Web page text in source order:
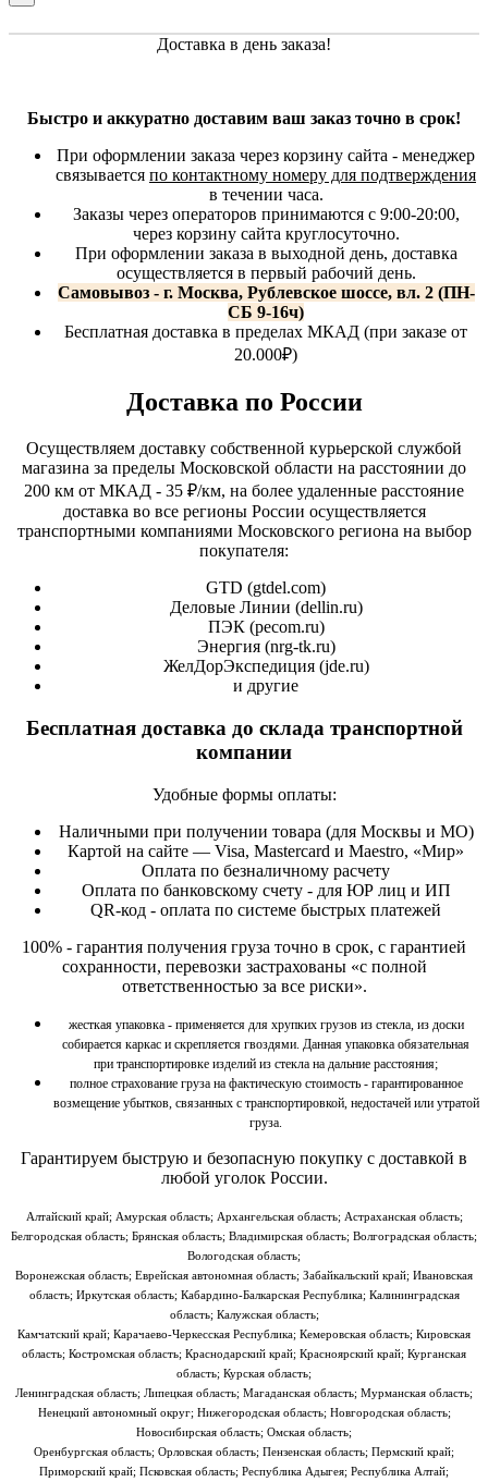
Доставка в день заказа!
Быстро и аккуратно доставим ваш заказ точно в срок!
При оформлении заказа через корзину сайта - менеджер
связывается по контактному номеру для подтверждения
в течении часа.
Заказы через операторов принимаются с 9:00-20:00,
через корзину сайта круглосуточно.
При оформлении заказа в выходной день, доставка
осуществляется в первый рабочий день.
Самовывоз - г. Москва, Рублевское шоссе, вл. 2 (ПН-
СБ 9-16ч)
Бесплатная доставка в пределах МКАД (при заказе от
20.000₽)
Доставка по России
Осуществляем доставку собственной курьерской службой
магазина за пределы Московской области на расстоянии до
200 км от МКАД - 35 ₽/км, на более удаленные расстояние
доставка во все регионы России осуществляется
транспортными компаниями Московского региона на выбор
покупателя:
GTD (gtdel.com)
Деловые Линии (dellin.ru)
ПЭК (pecom.ru)
Энергия (nrg-tk.ru)
ЖелДорЭкспедиция (jde.ru)
и другие
Бесплатная доставка до склада транспортной
компании
Удобные формы оплаты:
Наличными при получении товара (для Москвы и МО)
Картой на сайте — Visa, Mastercard и Maestro, «Мир»
Оплата по безналичному расчету
Оплата по банковскому счету - для ЮР лиц и ИП
QR-код - оплата по системе быстрых платежей
100% - гарантия получения груза точно в срок, с гарантией
сохранности, перевозки застрахованы «с полной
ответственностью за все риски».
жесткая упаковка - применяется для хрупких грузов из стекла, из доски
собирается каркас и скрепляется гвоздями. Данная упаковка обязательная
при транспортировке изделий из стекла на дальние расстояния;
полное страхование груза на фактическую стоимость - гарантированное
возмещение убытков, связанных с транспортировкой, недостачей или утратой
груза.
Гарантируем быструю и безопасную покупку с доставкой в
любой уголок России.
Алтайский край; Амурская область; Архангельская область; Астраханская область;
Белгородская область; Брянская область; Владимирская область; Волгоградская область;
Вологодская область;
Воронежская область; Еврейская автономная область; Забайкальский край; Ивановская
область; Иркутская область; Кабардино-Балкарская Республика; Калининградская
область; Калужская область;
Камчатский край; Карачаево-Черкесская Республика; Кемеровская область; Кировская
область; Костромская область; Краснодарский край; Красноярский край; Курганская
область; Курская область;
Ленинградская область; Липецкая область; Магаданская область; Мурманская область;
Ненецкий автономный округ; Нижегородская область; Новгородская область;
Новосибирская область; Омская область;
Оренбургская область; Орловская область; Пензенская область; Пермский край;
Приморский край; Псковская область; Республика Адыгея; Республика Алтай;